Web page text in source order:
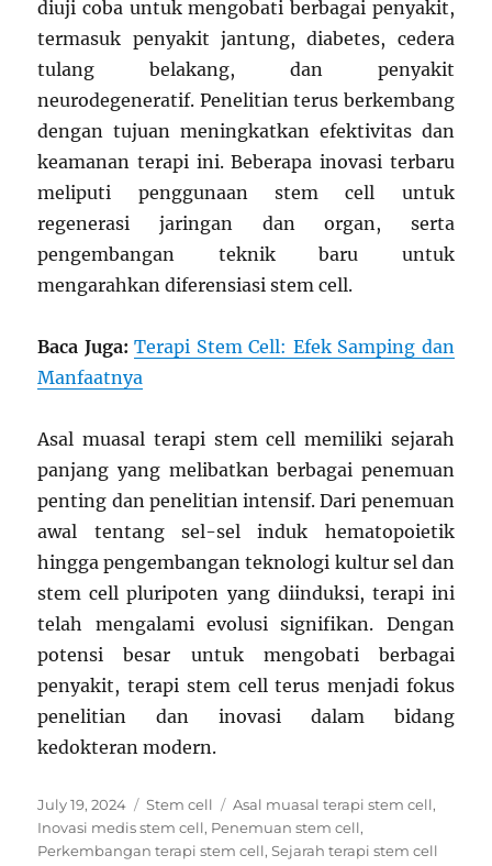
diuji coba untuk mengobati berbagai penyakit,
termasuk penyakit jantung, diabetes, cedera
tulang belakang, dan penyakit
neurodegeneratif. Penelitian terus berkembang
dengan tujuan meningkatkan efektivitas dan
keamanan terapi ini. Beberapa inovasi terbaru
meliputi penggunaan stem cell untuk
regenerasi jaringan dan organ, serta
pengembangan teknik baru untuk
mengarahkan diferensiasi stem cell.
Baca Juga:Terapi Stem Cell: Efek Samping dan
Manfaatnya
Asal muasal terapi stem cell memiliki sejarah
panjang yang melibatkan berbagai penemuan
penting dan penelitian intensif. Dari penemuan
awal tentang sel-sel induk hematopoietik
hingga pengembangan teknologi kultur sel dan
stem cell pluripoten yang diinduksi, terapi ini
telah mengalami evolusi signifikan. Dengan
potensi besar untuk mengobati berbagai
penyakit, terapi stem cell terus menjadi fokus
penelitian dan inovasi dalam bidang
kedokteran modern.
Posted
on
July 19, 2024 Categories
Stem cell Tags
Asal muasal terapi stem cell,
Inovasi medis stem cell, Penemuan stem cell,
Perkembangan terapi stem cell,Sejarah terapi stem cell